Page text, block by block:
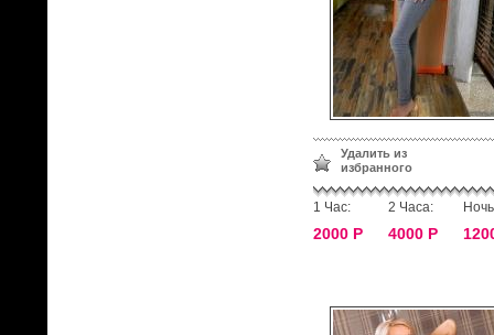
Удалить из
избранного
1 Час:
2000 Р
2 Часа:
4000 Р